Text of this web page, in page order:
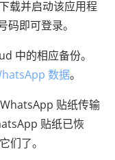
载并启动该应用程
即可登录。
中的相应备份。
数据。
贴纸传输
贴纸已恢
们了。